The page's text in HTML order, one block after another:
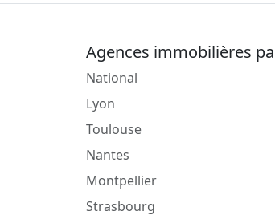
Agences immobilières
National
Lyon
Toulouse
Nantes
Montpellier
Strasbourg